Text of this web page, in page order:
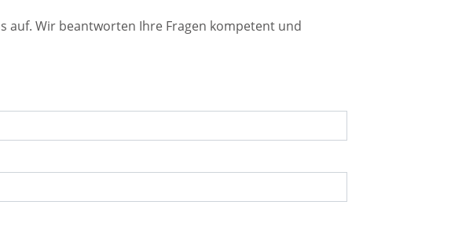
auf. Wir beantworten Ihre Fragen kompetent und